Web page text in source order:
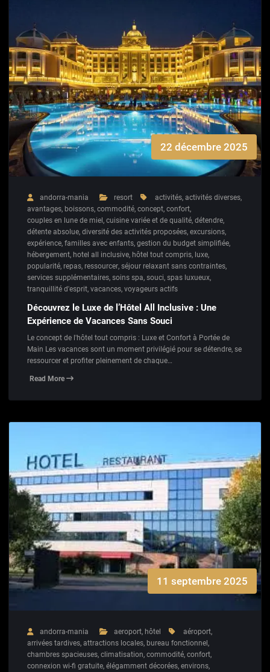
22 décembre 2025
andorra-mania resort activités, activités diverses,
avantages, boissons, commodité, concept, confort,
couples en lune de miel, cuisine variée et de qualité, détendre,
détente absolue, diversité des activités proposées, excursions,
expérience, familles avec enfants, gestion du budget simplifiée,
hébergement, hotel all inclusive, hôtel tout compris, luxe,
popularité, repas, ressourcer, séjour relaxant sans contraintes,
services supplémentaires, soins spa, souci, spas luxueux,
tranquillité d'esprit, vacances, voyageurs actifs
Découvrez le Luxe de l’Hôtel All Inclusive : Une
Expérience de Vacances Sans Souci
Le concept de l'hôtel tout compris : Luxe et Confort à Portée de
Main Les vacances sont un moment privilégié pour se détendre, se
ressourcer et profiter pleinement de chaque…
Read More
11 septembre 2025
andorra-mania aeroport, hôtel aéroport,
arrivées tardives, attractions locales, bureau fonctionnel,
chambres spacieuses, climatisation, commodité, confort,
connexion wi-fi gratuite, élégamment décorées, environs,